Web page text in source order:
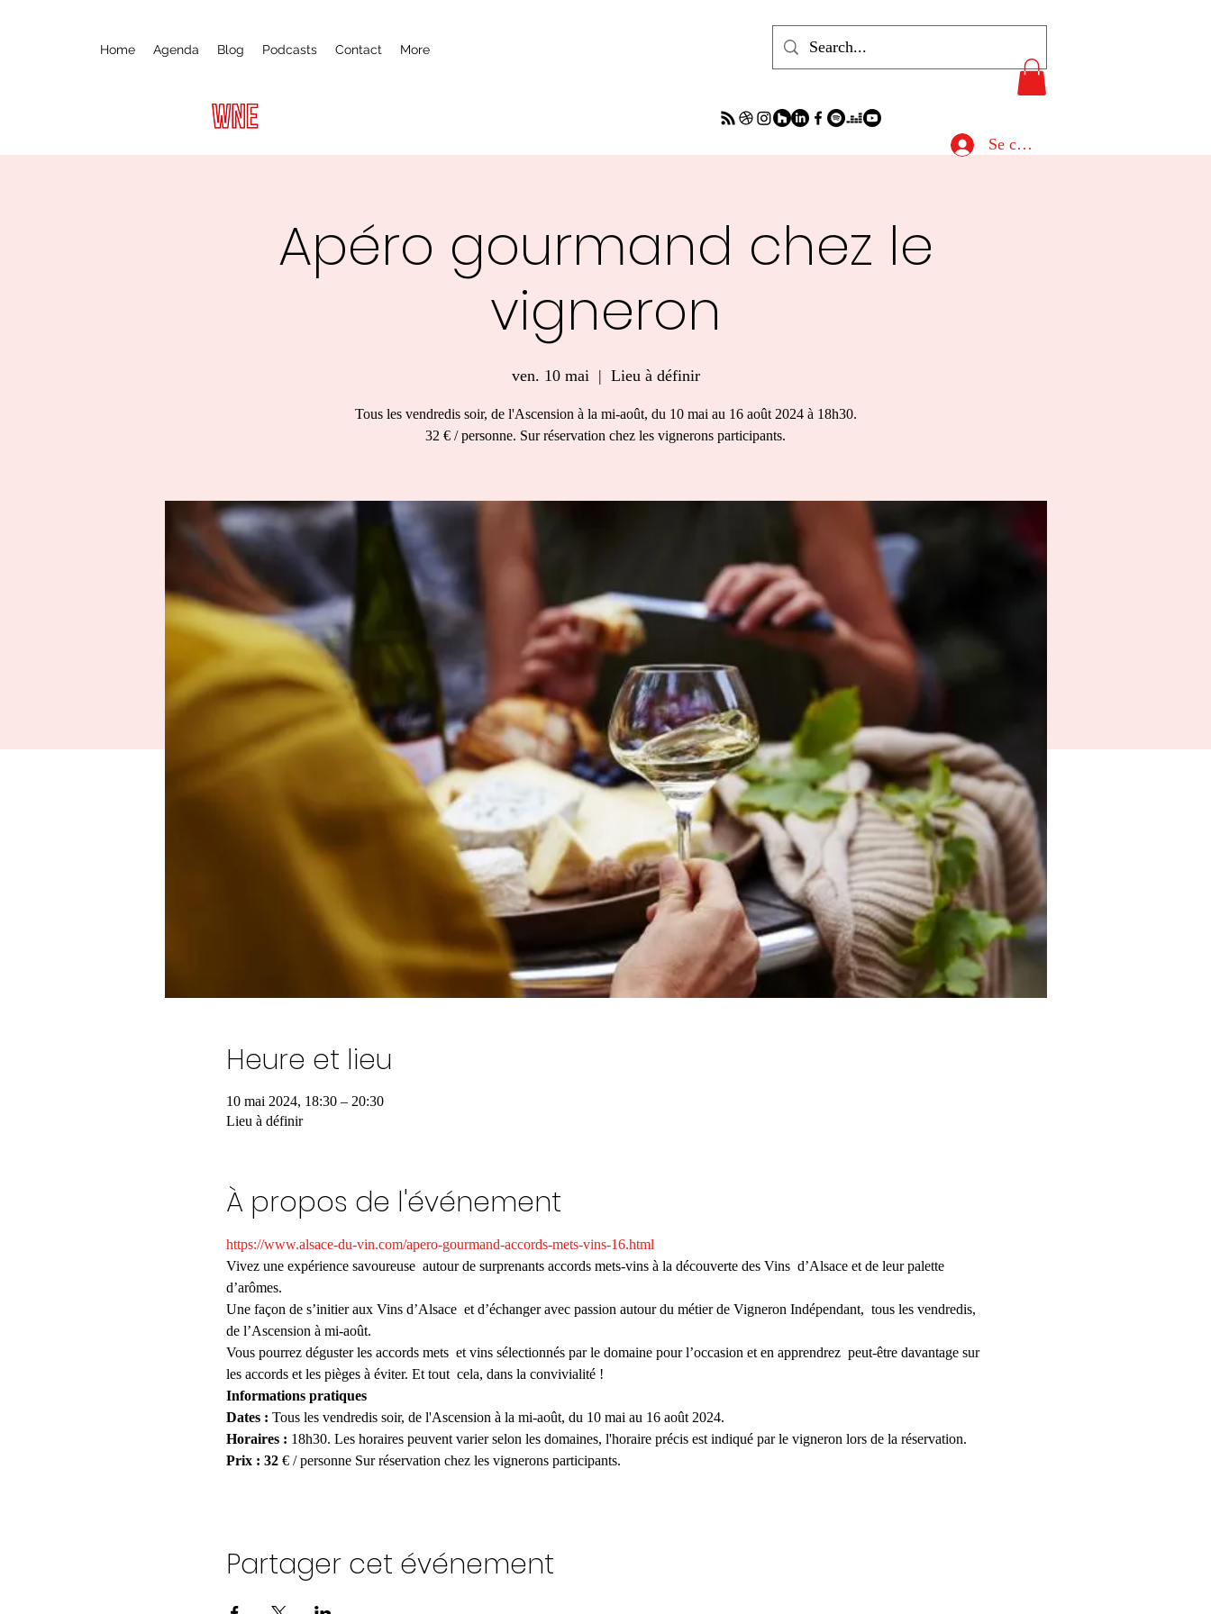
Home Agenda Blog Podcasts Contact More
Se connecter
Apéro gourmand chez le
vigneron
ven. 10 mai
  |
Lieu à définir
Tous les vendredis soir, de l'Ascension à la mi-août, du 10 mai au 16 août 2024 à 18h30.
32 € / personne. Sur réservation chez les vignerons participants.
Heure et lieu
10 mai 2024, 18:30 – 20:30
Lieu à définir
À propos de l'événement
https://www.alsace-du-vin.com/apero-gourmand-accords-mets-vins-16.html
Vivez une expérience savoureuse  autour de surprenants accords mets-vins à la découverte des Vins  d’Alsace et de leur palette
d’arômes.
Une façon de s’initier aux Vins d’Alsace  et d’échanger avec passion autour du métier de Vigneron Indépendant,  tous les vendredis,
de l’Ascension à mi-août.
Vous pourrez déguster les accords mets  et vins sélectionnés par le domaine pour l’occasion et en apprendrez  peut-être davantage sur
les accords et les pièges à éviter. Et tout  cela, dans la convivialité !
Informations pratiques
Dates :
Horaires : 18h30. Les horaires peuvent varier selon les domaines, l'horaire précis est indiqué par le vigneron lors de la réservation.
Prix : 32 € / personne
Partager cet événement